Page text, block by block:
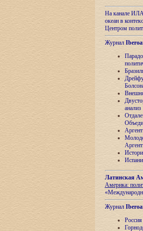
На канале
океан в
Центром
Журнал
анализ
Латинская
Америка:
Журнал